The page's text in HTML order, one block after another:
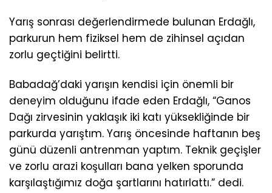
Yarış sonrası değerlendirmede bulunan Erdağlı,
parkurun hem fiziksel hem de zihinsel açıdan
zorlu geçtiğini belirtti.
Babadağ’daki yarışın kendisi için önemli bir
deneyim olduğunu ifade eden Erdağlı, “Ganos
Dağı zirvesinin yaklaşık iki katı yüksekliğinde bir
parkurda yarıştım. Yarış öncesinde haftanın beş
günü düzenli antrenman yaptım. Teknik geçişler
ve zorlu arazi koşulları bana yelken sporunda
karşılaştığımız doğa şartlarını hatırlattı.” dedi.